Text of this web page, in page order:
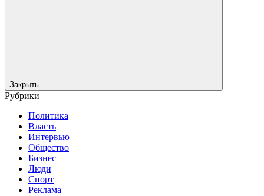
Закрыть
Рубрики
Политика
Власть
Интервью
Общество
Бизнес
Люди
Спорт
Реклама